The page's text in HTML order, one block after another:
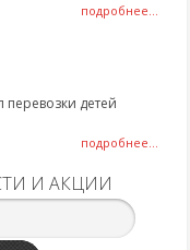
подробнее...
детей
подробнее...
И АКЦИИ